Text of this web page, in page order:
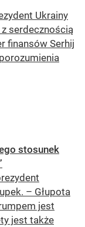
Ukrainy
serdecznością
finansów Serhij
stosunek
– Głupota
jest
jest także